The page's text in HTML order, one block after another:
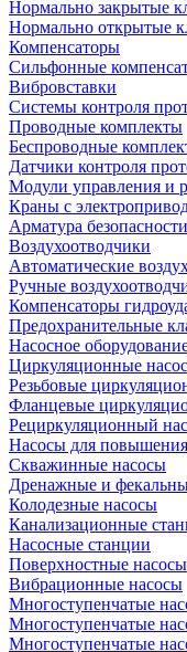
Нормально закрытые
Нормально открытые
Компенсаторы
Сильфонные
Вибровставки
Системы контроля
Проводные комплекты
Беспроводные
Датчики контроля
Модули управления и
Краны с
Арматура безопасности
Воздухоотводчики
Автоматические
Ручные
Компенсаторы
Предохранительные
Насосное
Циркуляционные
Резьбовые
Фланцевые
Рециркуляционный
Насосы для
Скважинные насосы
Дренажные и
Колодезные насосы
Канализационные
Насосные станции
Поверхностные насосы
Вибрационные насосы
Многоступенчатые
Многоступенчатые
Многоступенчатые